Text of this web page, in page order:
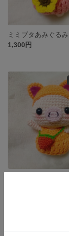
ミミブタあみぐるみ
1,300円